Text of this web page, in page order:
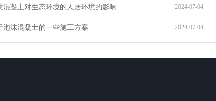
2024-07-04
混凝土对生态环境的人居环境的影响
2024-07-04
泡沫混凝土的一些施工方案